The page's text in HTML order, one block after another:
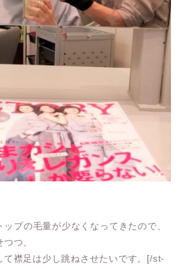
プの毛量が少なくなってきたので、
つ、
て襟足は少し跳ねさせたいです。[/st-